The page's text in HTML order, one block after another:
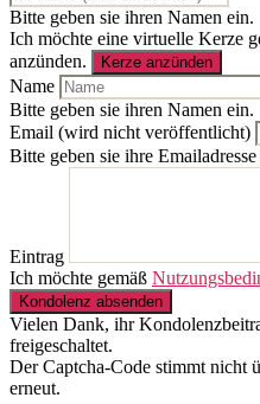
Bitte geben sie ihren Namen ein.
Ich möchte eine virtuelle Kerze
anzünden.
Kerze anzünden
Name
Bitte geben sie ihren Namen ein.
Email (wird nicht veröffentlicht)
Bitte geben sie ihre Emailadresse
Eintrag
Ich möchte gemäß
Kondolenz absenden
Vielen Dank, ihr
freigeschaltet.
Der Captcha-Code stimmt nicht
erneut.